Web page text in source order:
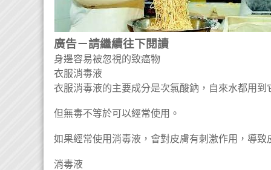
廣告－請繼續往下閱讀
身邊容易被忽視的致癌物
衣服消毒液
衣服消毒液的主要成分是次氯酸鈉，自來水都用到
但無毒不等於可以經常使用。
如果經常使用消毒液，會對皮膚有刺激作用，導致
消毒液